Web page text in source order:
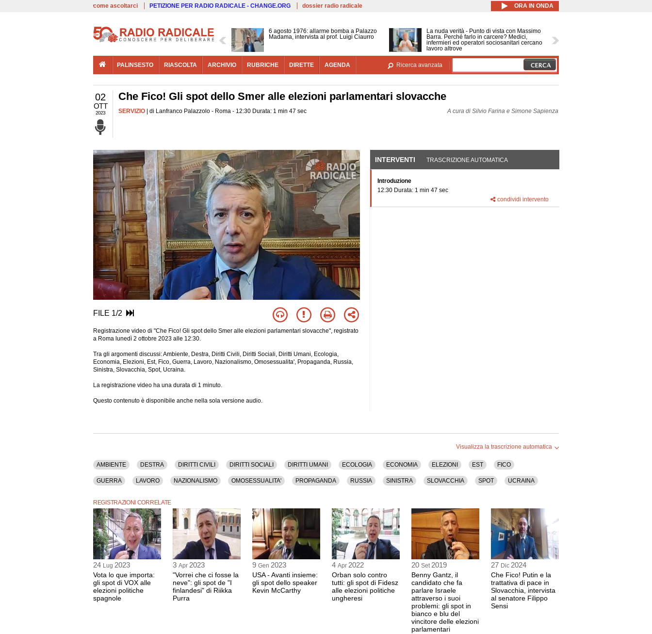
Salta al contenuto principale
come ascoltarci PETIZIONE PER RADIO RADICALE - CHANGE.ORG dossier radio radicale ORA IN ONDA
6 agosto 1976: allarme bomba a Palazzo
Madama, intervista al prof. Luigi Ciaurro
La nuda verità - Punto di vista con Massimo
Barra. Perché farlo in carcere? Medici,
infermieri ed operatori sociosanitari cercano
lavoro altrove
PALINSESTO RIASCOLTA ARCHIVIO RUBRICHE DIRETTE AGENDA Ricerca avanzata
02
OTT
2023
Che Fico! Gli spot dello Smer alle elezioni parlamentari slovacche
SERVIZIO | di Lanfranco Palazzolo - Roma - 12:30 Durata: 1 min 47 sec A cura di Silvio Farina e Simone Sapienza
FILE 1/2
Registrazione video di "Che Fico! Gli spot dello Smer alle elezioni parlamentari slovacche", registrato
a Roma lunedì 2 ottobre 2023 alle 12:30.
Tra gli argomenti discussi: Ambiente, Destra, Diritti Civili, Diritti Sociali, Diritti Umani, Ecologia,
Economia, Elezioni, Est, Fico, Guerra, Lavoro, Nazionalismo, Omosessualita', Propaganda, Russia,
Sinistra, Slovacchia, Spot, Ucraina.
La registrazione video ha una durata di 1 minuto.
Questo contenuto è disponibile anche nella sola versione audio.
INTERVENTI (SCHEDA ATTIVA)
TRASCRIZIONE AUTOMATICA
Introduzione
12:30 Durata: 1 min 47 sec
condividi intervento
Visualizza la trascrizione automatica
AMBIENTE DESTRA DIRITTI CIVILI DIRITTI SOCIALI DIRITTI UMANI ECOLOGIA ECONOMIA ELEZIONI EST FICO
GUERRA LAVORO NAZIONALISMO OMOSESSUALITA' PROPAGANDA RUSSIA SINISTRA SLOVACCHIA SPOT UCRAINA
REGISTRAZIONI CORRELATE
24 Lug 2023
Vota lo que importa:
gli spot di VOX alle
elezioni politiche
spagnole
3 Apr 2023
"Vorrei che ci fosse la
neve": gli spot de "I
finlandesi" di Riikka
Purra
9 Gen 2023
USA - Avanti insieme:
gli spot dello speaker
Kevin McCarthy
4 Apr 2022
Orban solo contro
tutti: gli spot di Fidesz
alle elezioni politiche
ungheresi
20 Set 2019
Benny Gantz, il
candidato che fa
parlare Israele
attraverso i suoi
problemi: gli spot in
bianco e blu del
vincitore delle elezioni
parlamentari
27 Dic 2024
Che Fico! Putin e la
trattativa di pace in
Slovacchia, intervista
al senatore Filippo
Sensi